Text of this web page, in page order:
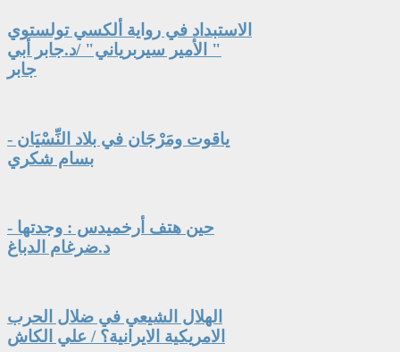
الاستبداد في رواية ألكسي تولستوي
" الأمير سيربرياني" /د.جابر أبي
جابر
ياقوت ومَرْجَان في بلاد النِّسْيَان -
بسام شكري
حين هتف أرخميدس : وجدتها -
د.ضرغام الدباغ
الهلال الشيعي في ضلال الحرب
الامريكية الايرانية؟ / علي الكاش